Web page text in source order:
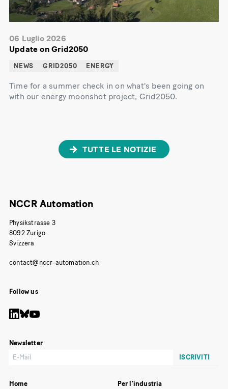
06 Luglio 2026
Update on Grid2050
NEWS GRID2050 ENERGY
Time for a summer check in on what's been going on
with our energy moonshot project, Grid2050.
TUTTE LE NOTIZIE
NCCR Automation
Physikstrasse 3
8092 Zurigo
Svizzera
Follow us
Newsletter
Home
Per l’industria